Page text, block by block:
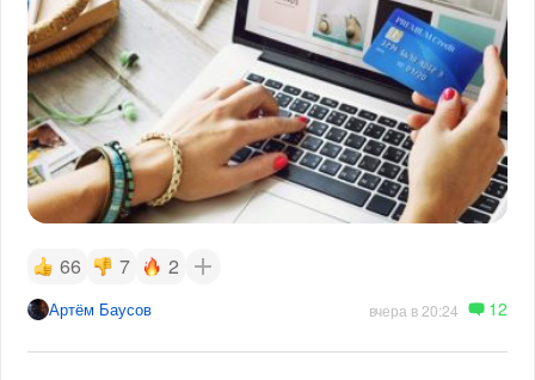
66 7 2
Артём Баусов вчера в 20:24 12